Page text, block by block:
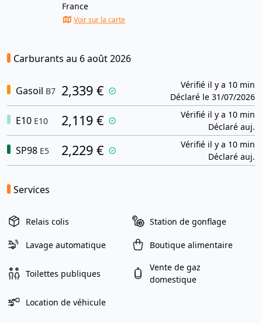
France
Voir sur la carte
Carburants au 6 août 2026
Gasoil B7 2,339 €
Vérifié il y a 10 min
Déclaré le 31/07/2026
E10 E10 2,119 €
Vérifié il y a 10 min
Déclaré auj.
SP98 E5 2,229 €
Vérifié il y a 10 min
Déclaré auj.
Services
Relais colis Station de gonflage
Lavage automatique Boutique alimentaire
Toilettes publiques
Vente de gaz
domestique
Location de véhicule